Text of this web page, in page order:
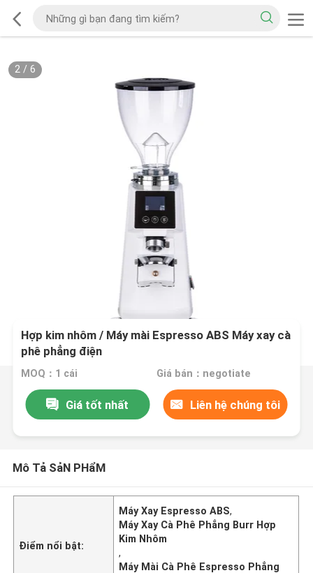
2/ 6
Hợp kim nhôm / Máy mài Espresso ABS Máy xay cà
phê phẳng điện
MOQ：1 cái Giá bán：negotiate
Giá tốt nhất Liên hệ chúng tôi
Mô Tả SảN PHẩM
Điểm nổi bật:
Máy Xay Espresso ABS,
Máy Xay Cà Phê Phẳng Burr Hợp
Kim Nhôm
,
Máy Mài Cà Phê Espresso Phẳng